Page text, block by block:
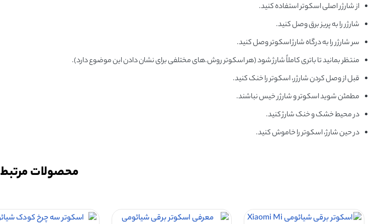
از شارژر اصلی اسکوتر استفاده کنید.
شارژر را به پریز برق وصل کنید.
سر شارژر را به درگاه شارژ اسکوتر وصل کنید.
منتظر بمانید تا باتری کاملاً شارژ شود (هر اسکوتر روش‌.های مختلفی برای نشان دادن این موضوع دارد).
قبل از وصل کردن شارژر، اسکوتر را خنک کنید.
مطمئن شوید اسکوتر و شارژر خیس نباشند.
در محیط خشک و خنک شارژ کنید.
در حین شارژ، اسکوتر را خاموش کنید.
محصولات مرتبط